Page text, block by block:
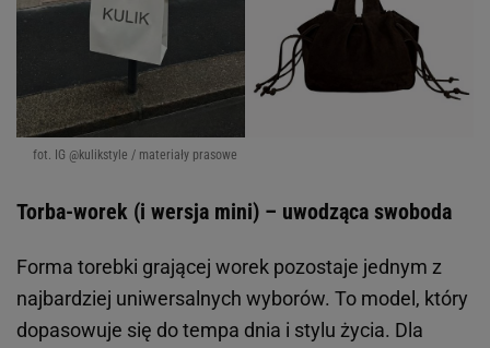
fot. IG @kulikstyle / materiały prasowe
Torba-worek (i wersja mini) – uwodząca swoboda
Forma torebki grającej worek pozostaje jednym z
najbardziej uniwersalnych wyborów. To model, który
dopasowuje się do tempa dnia i stylu życia. Dla